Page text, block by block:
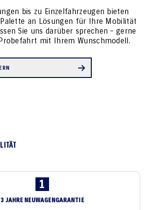
bis zu Einzelfahrzeugen bieten
an Lösungen für Ihre Mobilität
Sie uns darüber sprechen – gerne
mit Ihrem Wunschmodell.
1
3 JAHRE NEUWAGENGARANTIE